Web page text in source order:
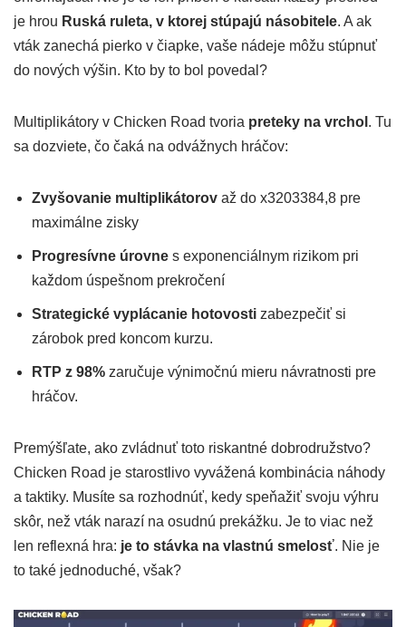
je hrou Ruská ruleta, v ktorej stúpajú násobitele. A ak
vták zanechá pierko v čiapke, vaše nádeje môžu stúpnuť
do nových výšin. Kto by to bol povedal?
Multiplikátory v Chicken Road tvoria preteky na vrchol . Tu
sa dozviete, čo čaká na odvážnych hráčov:
Zvyšovanie multiplikátorov až do x3203384,8 pre
maximálne zisky
Progresívne úrovne s exponenciálnym rizikom pri
každom úspešnom prekročení
Strategické vyplácanie hotovosti zabezpečiť si
zárobok pred koncom kurzu.
RTP z 98% zaručuje výnimočnú mieru návratnosti pre
hráčov.
Premýšľate, ako zvládnuť toto riskantné dobrodružstvo?
Chicken Road je starostlivo vyvážená kombinácia náhody
a taktiky. Musíte sa rozhodnúť, kedy speňažiť svoju výhru
skôr, než vták narazí na osudnú prekážku. Je to viac než
len reflexná hra: je to stávka na vlastnú smelosť. Nie je
to také jednoduché, však?